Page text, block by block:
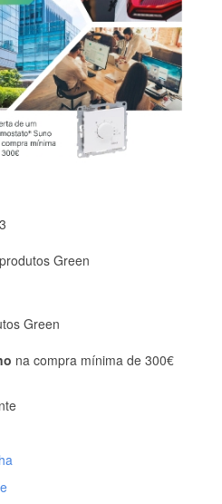
Green
Green
na compra mínima de 300€